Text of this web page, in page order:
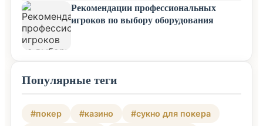
Рекомендации профессиональных
игроков по выбору оборудования
Популярные теги
#покер #казино
#сукно для покера